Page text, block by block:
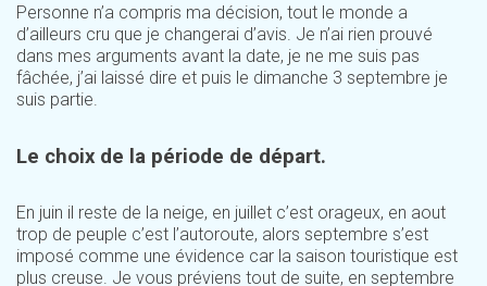
Personne n’a compris ma décision, tout le monde a
d’ailleurs cru que je changerai d’avis. Je n’ai rien prouvé
dans mes arguments avant la date, je ne me suis pas
fâchée, j’ai laissé dire et puis le dimanche 3 septembre je
suis partie.
Le choix de la période de départ.
En juin il reste de la neige, en juillet c’est orageux, en aout
trop de peuple c’est l’autoroute, alors septembre s’est
imposé comme une évidence car la saison touristique est
plus creuse. Je vous préviens tout de suite, en septembre